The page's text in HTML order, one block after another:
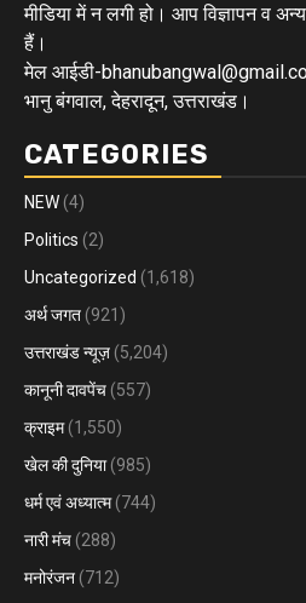
मीडिया में न लगी हो। आप विज्ञापन व
हैं।
मेल आईडी-
भानु बंगवाल, देहरादून, उत्तराखंड।
CATEGORIES
NEW (4)
Politics (2)
Uncategorized (1,618)
अर्थ जगत (921)
उत्तराखंड न्यूज़ (5,204)
कानूनी दावपेंच (557)
क्राइम(1,550)
खेल की दुनिया(985)
धर्म एवं अध्यात्म(744)
नारी मंच (288)
मनोरंजन (712)